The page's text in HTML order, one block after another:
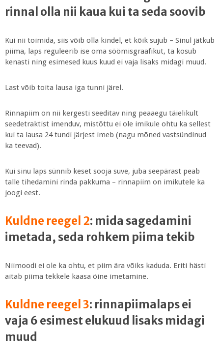
rinnal olla nii kaua kui ta seda soovib
Kui nii toimida, siis võib olla kindel, et kõik sujub – Sinul jätkub
piima, laps reguleerib ise oma söömisgraafikut, ta kosub
kenasti ning esimesed kuus kuud ei vaja lisaks midagi muud.
Last võib toita lausa iga tunni järel.
Rinnapiim on nii kergesti seeditav ning peaaegu täielikult
seedetraktist imenduv, mistõttu ei ole imikule ohtu ka sellest
kui ta lausa 24 tundi järjest imeb (nagu mõned vastsündinud
ka teevad).
Kui sinu laps sünnib keset sooja suve, juba seepärast peab
talle tihedamini rinda pakkuma – rinnapiim on imikutele ka
joogi eest.
Kuldne reegel 2: mida sagedamini
imetada, seda rohkem piima tekib
Niimoodi ei ole ka ohtu, et piim ära võiks kaduda. Eriti hästi
aitab piima tekkele kaasa öine imetamine.
Kuldne reegel 3: rinnapiimalaps ei
vaja 6 esimest elukuud lisaks midagi
muud